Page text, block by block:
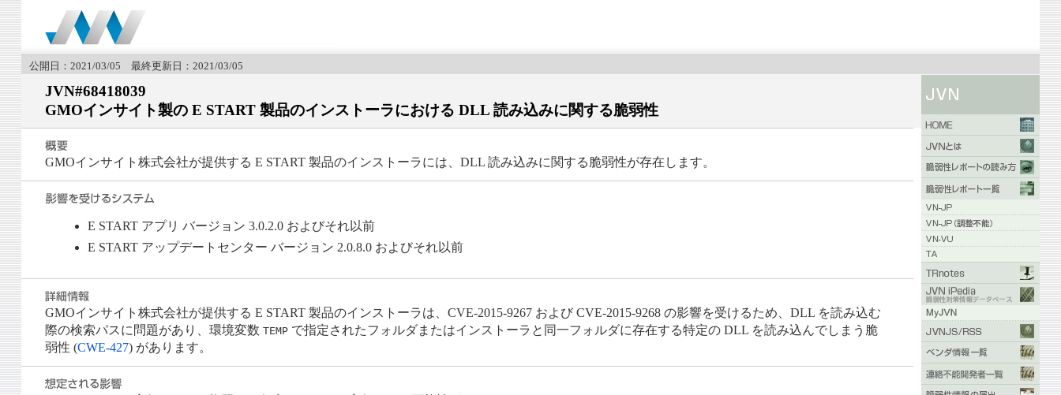
公開日：2021/03/05 最終更新日：2021/03/05
JVN#68418039
GMOインサイト製の E START 製品のインストーラにおける DLL 読み込みに関する脆弱性
GMOインサイト株式会社が提供する E START 製品のインストーラには、DLL 読み込みに関する脆弱性が存在します。
E START アプリ バージョン 3.0.2.0 およびそれ以前
E START アップデートセンター バージョン 2.0.8.0 およびそれ以前
GMOインサイト株式会社が提供する E START 製品のインストーラは、CVE-2015-9267 および CVE-2015-9268 の影響を受けるため、DLL を読み込む
際の検索パスに問題があり、環境変数 TEMPで指定されたフォルダまたはインストーラと同一フォルダに存在する特定の DLL を読み込んでしまう脆
弱性 (CWE-427) があります。